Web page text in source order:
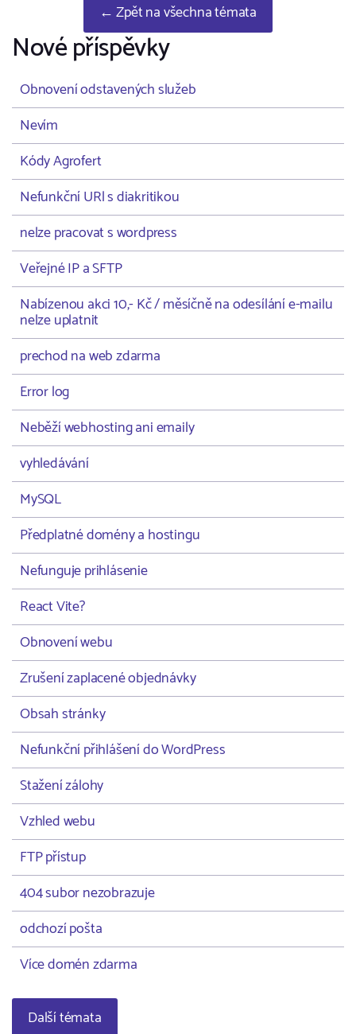
← Zpět na všechna témata
Nové příspěvky
Obnovení odstavených služeb
Nevím
Kódy Agrofert
Nefunkční URl s diakritikou
nelze pracovat s wordpress
Veřejné IP a SFTP
Nabízenou akci 10,- Kč / měsíčně na odesílání e-mailu
nelze uplatnit
prechod na web zdarma
Error log
Neběží webhosting ani emaily
vyhledávání
MySQL
Předplatné domény a hostingu
Nefunguje prihlásenie
React Vite?
Obnovení webu
Zrušení zaplacené objednávky
Obsah stránky
Nefunkční přihlášení do WordPress
Stažení zálohy
Vzhled webu
FTP přístup
404 subor nezobrazuje
odchozí pošta
Více domén zdarma
Další témata